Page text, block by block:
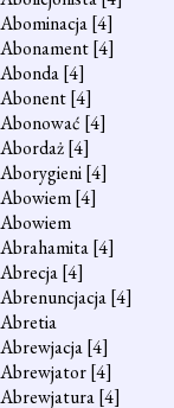
Abominacja[4]
Abonament[4]
Abonda[4]
Abonent[4]
Abonować [4]
Abordaż[4]
Aborygieni[4]
Abowiem[4]
Abowiem
Abrahamita[4]
Abrecja[4]
Abrenuncjacja[4]
Abretia
Abrewjacja[4]
Abrewjator[4]
Abrewjatura[4]